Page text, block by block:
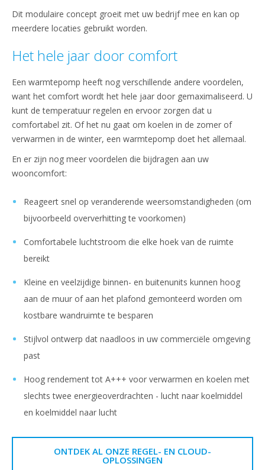
Dit modulaire concept groeit met uw bedrijf mee en kan op
meerdere locaties gebruikt worden.
Het hele jaar door comfort
Een warmtepomp heeft nog verschillende andere voordelen,
want het comfort wordt het hele jaar door gemaximaliseerd. U
kunt de temperatuur regelen en ervoor zorgen dat u
comfortabel zit. Of het nu gaat om koelen in de zomer of
verwarmen in de winter, een warmtepomp doet het allemaal.
En er zijn nog meer voordelen die bijdragen aan uw
wooncomfort:
Reageert snel op veranderende weersomstandigheden (om
bijvoorbeeld oververhitting te voorkomen)
Comfortabele luchtstroom die elke hoek van de ruimte
bereikt
Kleine en veelzijdige binnen- en buitenunits kunnen hoog
aan de muur of aan het plafond gemonteerd worden om
kostbare wandruimte te besparen
Stijlvol ontwerp dat naadloos in uw commerciële omgeving
past
Hoog rendement tot A+++ voor verwarmen en koelen met
slechts twee energieoverdrachten - lucht naar koelmiddel
en koelmiddel naar lucht
ONTDEK AL ONZE REGEL- EN CLOUD-
OPLOSSINGEN